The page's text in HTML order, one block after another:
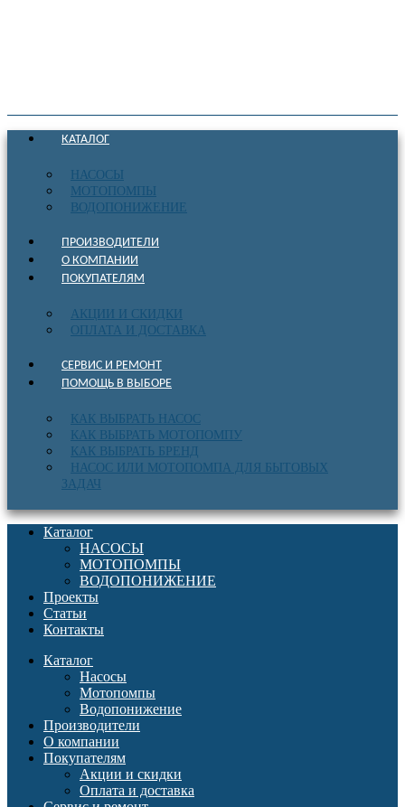
КАТАЛОГ
НАСОСЫ
МОТОПОМПЫ
ВОДОПОНИЖЕНИЕ
ПРОИЗВОДИТЕЛИ
О КОМПАНИИ
ПОКУПАТЕЛЯМ
АКЦИИ И СКИДКИ
ОПЛАТА И ДОСТАВКА
СЕРВИС И РЕМОНТ
ПОМОЩЬ В ВЫБОРЕ
КАК ВЫБРАТЬ НАСОС
КАК ВЫБРАТЬ МОТОПОМПУ
КАК ВЫБРАТЬ БРЕНД
НАСОС ИЛИ МОТОПОМПА ДЛЯ БЫТОВЫХ
ЗАДАЧ
Каталог
НАСОСЫ
МОТОПОМПЫ
ВОДОПОНИЖЕНИЕ
Проекты
Статьи
Контакты
Каталог
Насосы
Мотопомпы
Водопонижение
Производители
О компании
Покупателям
Акции и скидки
Оплата и доставка